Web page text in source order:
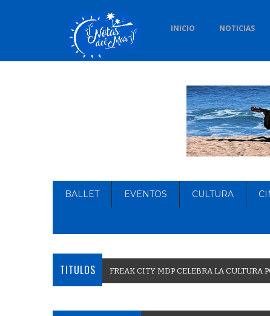
INICIO NOTICIAS
BALLET EVENTOS CULTURA
TITULOS FUROR POR_